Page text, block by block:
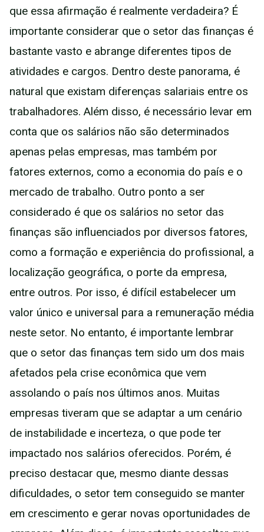
que essa afirmação é realmente verdadeira? É
importante considerar que o setor das finanças é
bastante vasto e abrange diferentes tipos de
atividades e cargos. Dentro deste panorama, é
natural que existam diferenças salariais entre os
trabalhadores. Além disso, é necessário levar em
conta que os salários não são determinados
apenas pelas empresas, mas também por
fatores externos, como a economia do país e o
mercado de trabalho. Outro ponto a ser
considerado é que os salários no setor das
finanças são influenciados por diversos fatores,
como a formação e experiência do profissional, a
localização geográfica, o porte da empresa,
entre outros. Por isso, é difícil estabelecer um
valor único e universal para a remuneração média
neste setor. No entanto, é importante lembrar
que o setor das finanças tem sido um dos mais
afetados pela crise econômica que vem
assolando o país nos últimos anos. Muitas
empresas tiveram que se adaptar a um cenário
de instabilidade e incerteza, o que pode ter
impactado nos salários oferecidos. Porém, é
preciso destacar que, mesmo diante dessas
dificuldades, o setor tem conseguido se manter
em crescimento e gerar novas oportunidades de